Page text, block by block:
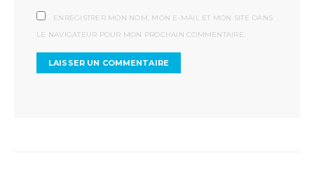
ENREGISTRER MON NOM, MON E-MAIL ET MON SITE DANS
LE NAVIGATEUR POUR MON PROCHAIN COMMENTAIRE.